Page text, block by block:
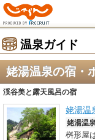
温泉ガイド
姥湯温泉の宿・
渓谷美と露天風呂の宿
姥湯
姥湯温
桝形屋